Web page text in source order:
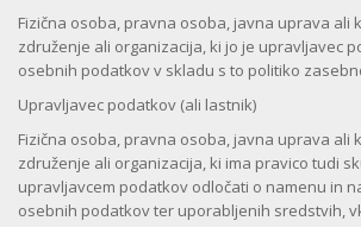
Fizična osoba, pravna osoba, javna uprava ali
združenje ali organizacija, ki jo je upravljavec
osebnih podatkov v skladu s to politiko
Upravljavec podatkov (ali lastnik)
Fizična osoba, pravna osoba, javna uprava ali
združenje ali organizacija, ki ima pravico tudi
upravljavcem podatkov odločati o namenu in
osebnih podatkov ter uporabljenih sredstvih,